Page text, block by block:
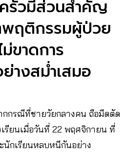
รัวมีส่วนสำคัญ
พฤติกรรมผู้ป่วย
ขาดการ
างสม่ำเสมอ
กกรณีที่ชายวัยกลางคน ถือมีดตัด
เรียนเมื่อวันที่ 22 พฤศจิกายน ที่
นักเรียนหลบหนีกันอย่าง